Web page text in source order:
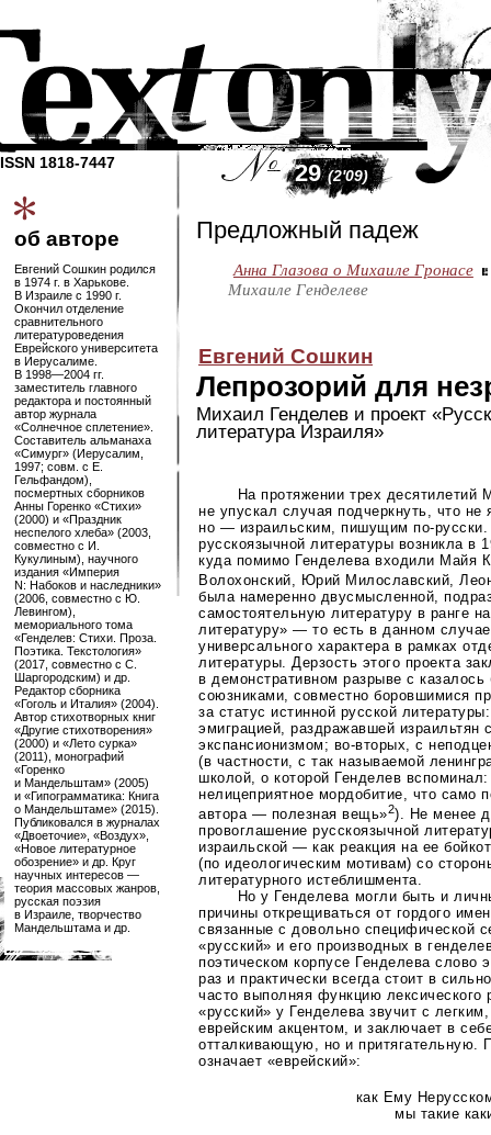
ISSN 1818-7447
об авторе
Евгений Сошкин родился
в 1974 г. в Харькове.
В Израиле с 1990 г.
Окончил отделение
сравнительного
литературоведения
Еврейского университета
в Иерусалиме.
В 1998—2004гг.
заместитель главного
редактора и постоянный
автор журнала
«Солнечное сплетение».
Составитель альманаха
«Симург» (Иерусалим,
1997; совм. с Е.
Гельфандом),
посмертных сборников
Анны Горенко «Стихи»
(2000) и «Праздник
неспелого хлеба» (2003,
совместно с И.
Кукулиным), научного
издания «Империя
N: Набоков и наследники»
(2006, совместно с Ю.
Левингом),
мемориального тома
«Генделев: Стихи. Проза.
Поэтика. Текстология»
(2017, совместно с С.
Шаргородским) и др.
Редактор сборника
«Гоголь и Италия» (2004).
Автор стихотворных книг
«Другие стихотворения»
(2000) и «Лето сурка»
(2011), монографий
«Горенко
и Мандельштам» (2005)
и «Гипограмматика: Книга
о Мандельштаме» (2015).
Публиковался в журналах
«Двоеточие», «Воздух»,
«Новое литературное
обозрение» и др. Круг
научных интересов —
теория массовых жанров,
русская поэзия
в Израиле, творчество
Мандельштама и др.
29(2'09)
Предложный падеж
Анна Глазова о Михаиле Гронасе
Михаиле Генделеве
Евгений Сошкин
Лепрозорий для
Михаил Генделев и проект
литература Израиля»
На протяжении трех десятилетий
не упускал случая подчеркнуть, что не
но — израильским, пишущимпо-русски
русскоязычной литературы возникла в
куда помимо Генделева входили Майя
Волохонский, Юрий Милославский,
была намеренно двусмысленной,
самостоятельную литературу в ранге
литературу» — то есть в данном
универсального характера в рамках
литературы. Дерзость этого проекта
в демонстративном разрыве с
союзниками, совместно боровшимися
за статус истинной русской
эмиграцией, раздражавшей израильтян
экспансионизмом; во-вторых , с
(в частности, с так называемой
школой, о которой Генделев
нелицеприятное мордобитие, что само
автора — полезная вещь»2). Не менее
провоглашение русскоязычной
израильской — как реакция на ее
(по идеологическим мотивам) со
литературного истеблишмента.
Но у Генделева могли быть и
причины открещиваться от гордого
связанные с довольно специфической
«русский» и его производных в
поэтическом корпусе Генделева слово
раз и практически всегда стоит в
часто выполняя функцию лексического
«русский» у Генделева звучит с
еврейским акцентом, и заключает в
отталкивающую, но и притягательную.
означает «еврейский»:
как Ему
мы такие